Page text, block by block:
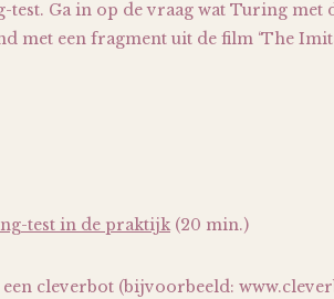
test. Ga in op de vraag wat Turing met
met een fragment uit de film ‘The
test in de praktijk (20 min.)
cleverbot (bijvoorbeeld: